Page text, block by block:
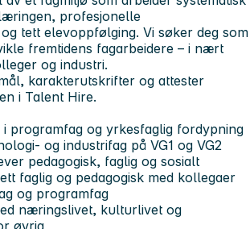
profesjonelle
tett elevoppfølging. Vi søker deg som
fremtidens fagarbeidere – i nært
og industri.
karakterutskrifter og attester
i Talent Hire.
i programfag og yrkesfaglig fordypning
og industrifag på VG1 og VG2
pedagogisk, faglig og sosialt
faglig og pedagogisk med kollegaer
og programfag
næringslivet, kulturlivet og
øvrig